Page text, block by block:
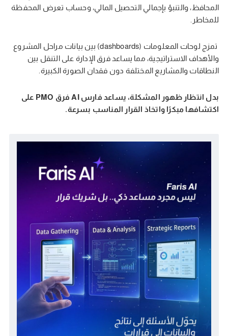
المحافظ، والتنبؤ بإجمالي التحصيل المالي، وحساب تعرض المحفظة
للمخاطر.
تمزج لوحات المعلومات (dashboards) بين بيانات مراحل المشروع
والأهداف الاستراتيجية، مما يساعد فرق الإدارة على التنقل بين
النطاقات والمشاريع المختلفة دون فقدان الصورة الكبيرة.
بدل انتظار ظهور المشكلة، يساعد فارس AI فرق PMO على
اكتشافها مبكرًا واتخاذ القرار المناسب بسرعة.